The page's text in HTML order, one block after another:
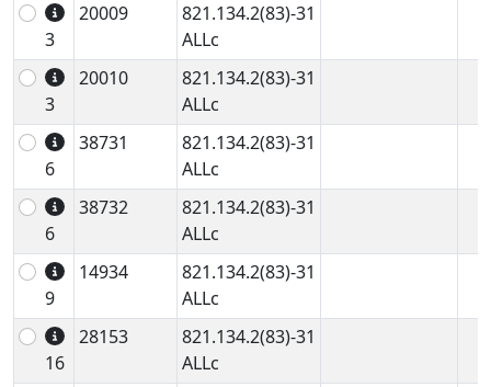
3
20009
821.134.2(83)-31
ALLc
3
20010
821.134.2(83)-31
ALLc
6
38731
821.134.2(83)-31
ALLc
6
38732
821.134.2(83)-31
ALLc
9
14934
821.134.2(83)-31
ALLc
16
28153
821.134.2(83)-31
ALLc